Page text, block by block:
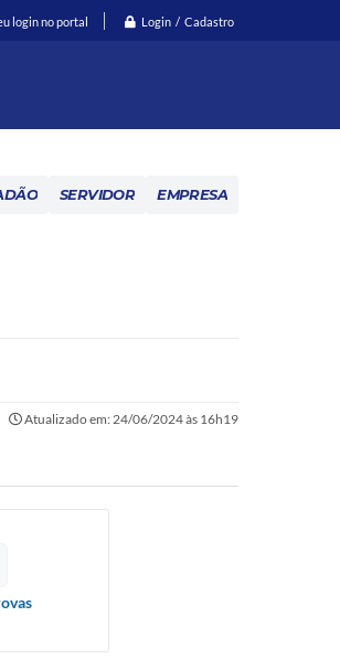
login no portal Login / Cadastro
SERVIDOR EMPRESA
Atualizado em: 24/06/2024 às 16h19